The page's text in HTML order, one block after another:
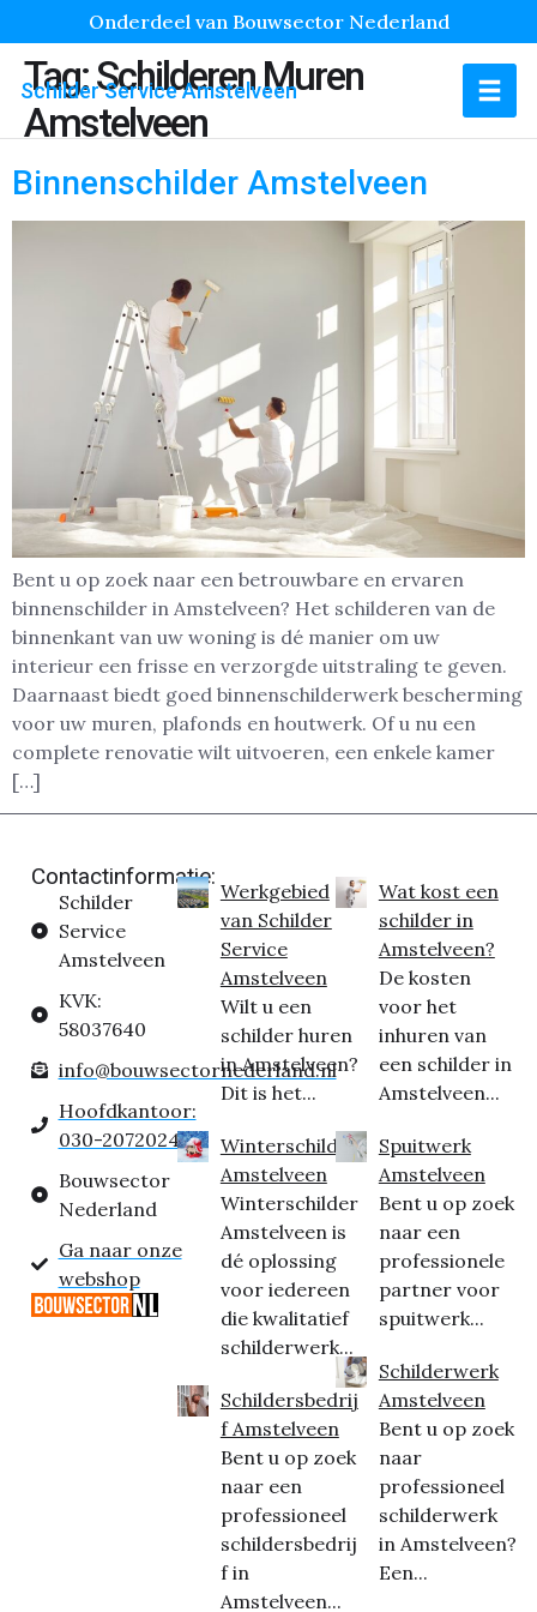
Onderdeel van Bouwsector Nederland
Schilder Service Amstelveen
Tag:Schilderen Muren
Amstelveen
Binnenschilder Amstelveen
Bent u op zoek naar een betrouwbare en ervaren
binnenschilder in Amstelveen? Het schilderen van de
binnenkant van uw woning is dé manier om uw
interieur een frisse en verzorgde uitstraling te geven.
Daarnaast biedt goed binnenschilderwerk bescherming
voor uw muren, plafonds en houtwerk. Of u nu een
complete renovatie wilt uitvoeren, een enkele kamer
[…]
Contactinformatie:
Schilder
Service
Amstelveen
KVK:
58037640
info@bouwsectornederland.nl
Hoofdkantoor:
030-2072024
Bouwsector
Nederland
Ga naar onze
webshop
Werkgebied
van Schilder
Service
Amstelveen
Wilt u een
schilder huren
in Amstelveen?
Dit is het...
Winterschilder
Amstelveen
Winterschilder
Amstelveen is
dé oplossing
voor iedereen
die kwalitatief
schilderwerk...
Schildersbedrij
f Amstelveen
Bent u op zoek
naar een
professioneel
schildersbedrij
f in
Amstelveen...
Wat kost een
schilder in
Amstelveen?
De kosten
voor het
inhuren van
een schilder in
Amstelveen...
Spuitwerk
Amstelveen
Bent u op zoek
naar een
professionele
partner voor
spuitwerk...
Schilderwerk
Amstelveen
Bent u op zoek
naar
professioneel
schilderwerk
in Amstelveen?
Een...